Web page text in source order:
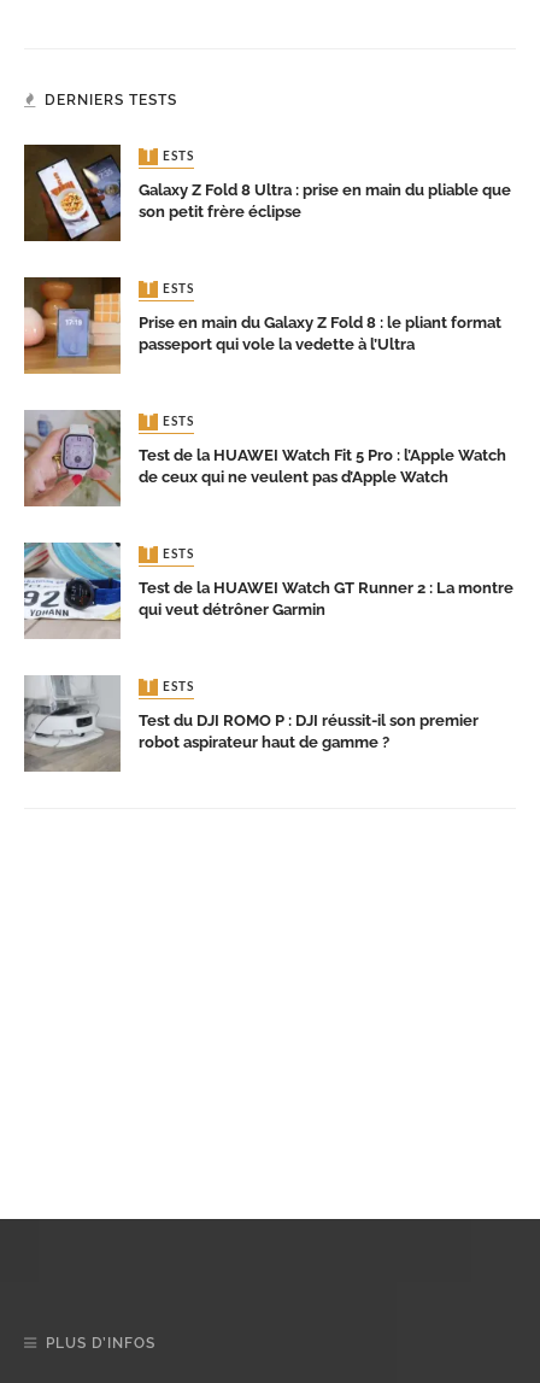
DERNIERS TESTS
TESTS
Galaxy Z Fold 8 Ultra : prise en main du pliable que
son petit frère éclipse
TESTS
Prise en main du Galaxy Z Fold 8 : le pliant format
passeport qui vole la vedette à l’Ultra
TESTS
Test de la HUAWEI Watch Fit 5 Pro : l’Apple Watch
de ceux qui ne veulent pas d’Apple Watch
TESTS
Test de la HUAWEI Watch GT Runner 2 : La montre
qui veut détrôner Garmin
TESTS
Test du DJI ROMO P : DJI réussit-il son premier
robot aspirateur haut de gamme ?
PLUS D’INFOS